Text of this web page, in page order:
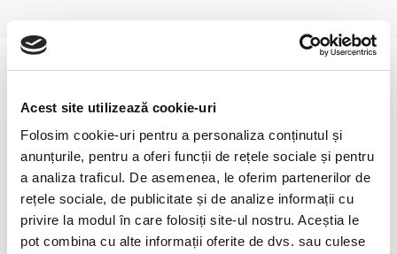
Acest site utilizează cookie-uri
Folosim cookie-uri pentru a personaliza conținutul și
anunțurile, pentru a oferi funcții de rețele sociale și pentru
a analiza traficul. De asemenea, le oferim partenerilor de
rețele sociale, de publicitate și de analize informații cu
privire la modul în care folosiți site-ul nostru. Aceștia le
pot combina cu alte informații oferite de dvs. sau culese
Mango Lemonade Sakura Lemonade